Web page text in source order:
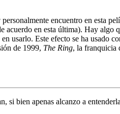
personalmente encuentro en esta
acuerdo en esta última). Hay
usarlo. Este efecto se ha usado
de 1999, The Ring, la franquicia
si bien apenas alcanzo a